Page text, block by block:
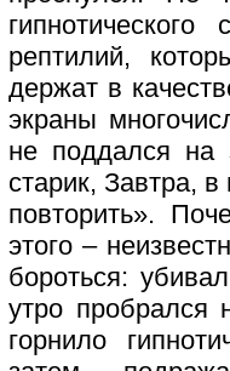
рептилий,
держат в
экраны
не поддался на
старик, Завтра,
повторить».
этого –
бороться:
утро пробрался
горнило